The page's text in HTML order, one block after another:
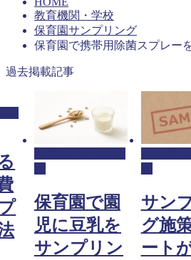
教育機関・学校
保育園サンプリング
保育園で携帯用除菌スプレー
過去掲載記事
保育園で園
児に豆乳を
サンプリン
サン
グ施
ート